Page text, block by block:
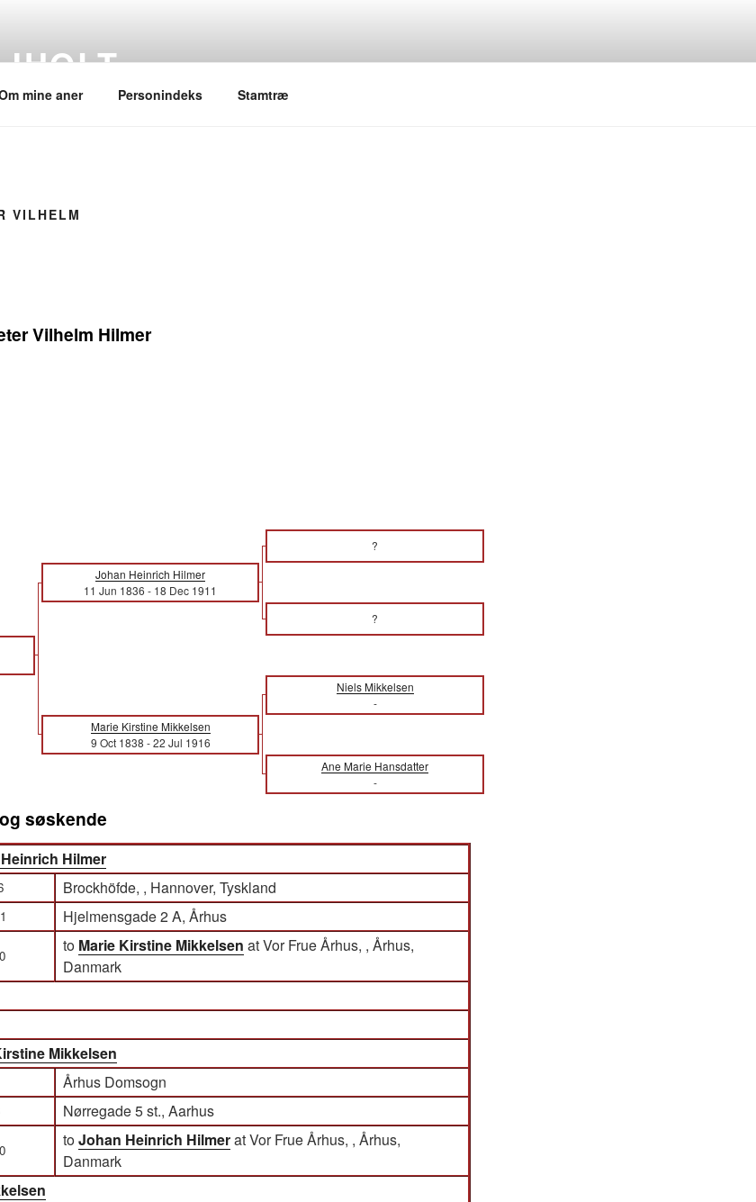
mine aner Personindeks Stamtræ
VILHELM
Vilhelm Hilmer
?
Johan Heinrich Hilmer
11 Jun 1836 - 18 Dec 1911
?
Niels Mikkelsen
-
Marie Kirstine Mikkelsen
9 Oct 1838 -22 Jul 1916
Ane Marie Hansdatter
-
søskende
Hilmer
Brockhöfde, , Hannover, Tyskland
Hjelmensgade 2 A, Århus
to Marie Kirstine Mikkelsen at Vor Frue Århus, , Århus,
Danmark
Mikkelsen
Århus Domsogn
Nørregade 5 st., Aarhus
toJohan Heinrich Hilmerat Vor Frue Århus, , Århus,
Danmark